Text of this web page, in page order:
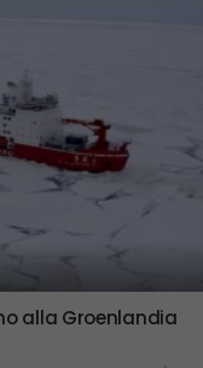
alla Groenlandia